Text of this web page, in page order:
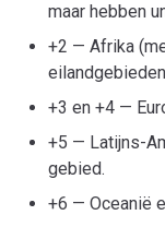
maar hebben
+2 — Afrika
+3 en +4 —
+5 — Latijns-
gebied.
+6 — Oceanië